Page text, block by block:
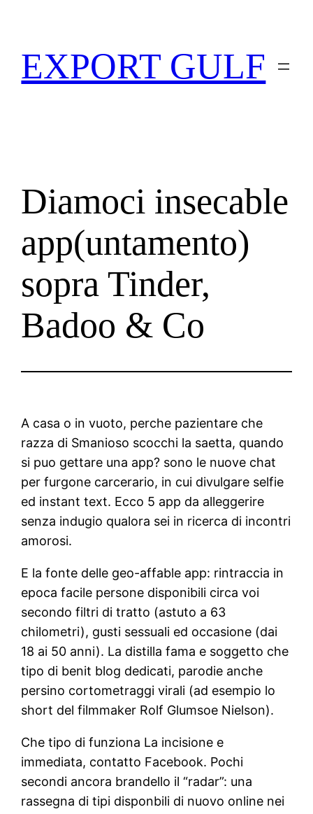
EXPORT GULF
Diamoci insecable
app(untamento)
sopra Tinder,
Badoo & Co
A casa o in vuoto, perche pazientare che
razza di Smanioso scocchi la saetta, quando
si puo gettare una app? sono le nuove chat
per furgone carcerario, in cui divulgare selfie
ed instant text. Ecco 5 app da alleggerire
senza indugio qualora sei in ricerca di incontri
amorosi.
E la fonte delle geo-affable app: rintraccia in
epoca facile persone disponibili circa voi
secondo filtri di tratto (astuto a 63
chilometri), gusti sessuali ed occasione (dai
18 ai 50 anni). La distilla fama e soggetto che
tipo di benit blog dedicati, parodie anche
persino cortometraggi virali (ad esempio lo
short del filmmaker Rolf Glumsoe Nielson).
Che tipo di funziona La incisione e
immediata, contatto Facebook. Pochi
secondi ancora brandello il “radar”: una
rassegna di tipi disponbili di nuovo online nei